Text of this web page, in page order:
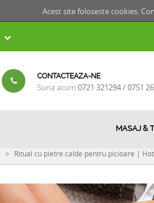
Acest site foloseste cookies.
CONTACTEAZA-NE
Suna acum:0721 321294 / 0751
MASAJ &
> Ritual cu pietre calde pentru picioare |